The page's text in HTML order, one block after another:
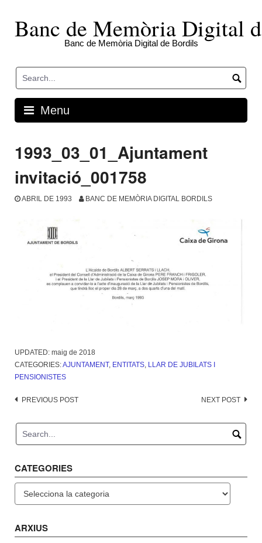
contentBanc de Memòria Digital
Banc de Memòria Digital de Bordils
Menu
1993_03_01_Ajuntament
invitació_001758
ABRIL DE 1993 BANC DE MEMÒRIA DIGITAL BORDILS
UPDATED: maig de 2018
CATEGORIES:AJUNTAMENT, ENTITATS, LLAR DE JUBILATS I
PENSIONISTES
Post
PREVIOUS POST NEXT POST
CATEGORIES
ARXIUS